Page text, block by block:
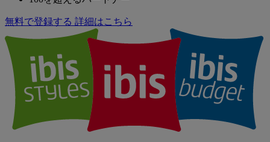
Skip 都市 list
アムステルダム
アムステルフィーン
アルメレ
スキポール
スヘフェニンヘン
デルフト